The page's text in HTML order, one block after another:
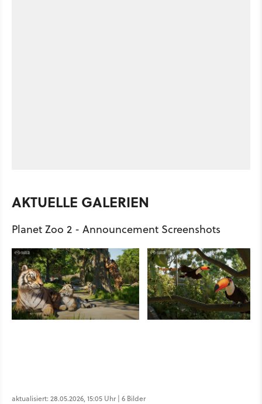
AKTUELLE GALERIEN
Planet Zoo 2 - Announcement Screenshots
aktualisiert: 28.05.2026, 15:05 Uhr | 6 Bilder